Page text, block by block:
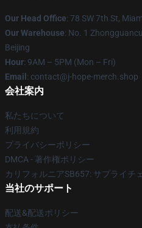
Our Head Office: 78 SW 7th St,
Our Warehouse: No. 1
Beijing
Hour: 9AM – 5PM (Mon – Fri)
Email : contact@j-hope-merch.shop
会社案内
私たちについて
利用規約
プライバシーポリシー
DMCA - 著作権ポリシー
カリフォルニアSB657: サプライチ
当社のサポート
配送&配送ポリシー